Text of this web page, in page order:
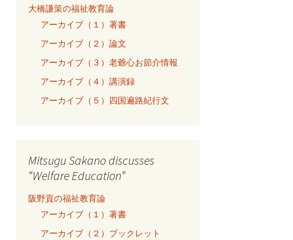
大橋謙策の福祉教育論
アーカイブ（１）著書
アーカイブ（２）論文
アーカイブ（３）老爺心お節介情報
アーカイブ（４）講演録
アーカイブ（５）四国遍路紀行文
Mitsugu Sakano discusses
“Welfare Education”
阪野貢の福祉教育論
アーカイブ（１）著書
アーカイブ（２）ブックレット